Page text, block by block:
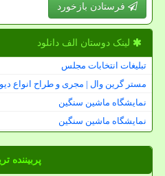
فرستادن بازخورد
لینک دوستان الف دانلود
تبلیغات انتخابات مجلس
مستر گرین وال | مجری و طراح انواع
نمایشگاه ماشین سنگین
نمایشگاه ماشین سنگین
پربیننده